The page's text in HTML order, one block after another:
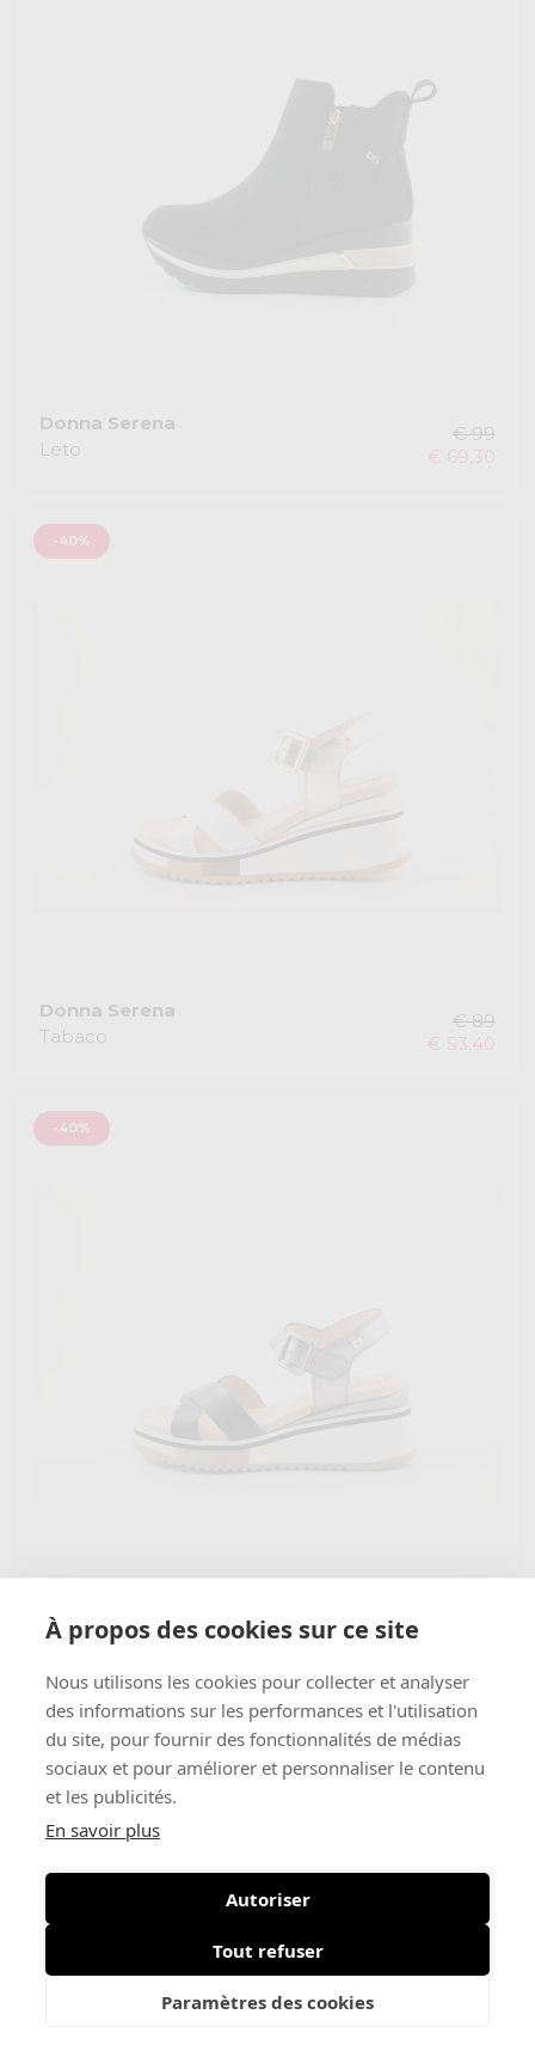
À propos des cookies sur ce site
Nous utilisons les cookies pour collecter et analyser
des informations sur les performances et l'utilisation
du site, pour fournir des fonctionnalités de médias
sociaux et pour améliorer et personnaliser le contenu
et les publicités.
En savoir plus
Autoriser
Tout refuser
Paramètres des cookies
Donna Serena
Leto
€ 99
€ 69,30
-40%
Donna Serena
Tabaco
€ 89
€ 53,40
-40%
Tabaco
-40%